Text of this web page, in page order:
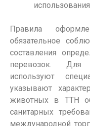
использования
Правила
обязательное
составления
перевозок. Для
используют
указывают
животных в ТТН
санитарных
международной